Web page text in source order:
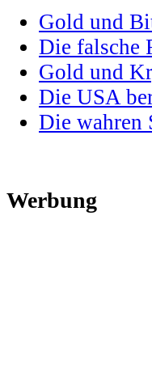
Gold und
Die falsche
Gold und
Die USA
Die wahren
Werbung